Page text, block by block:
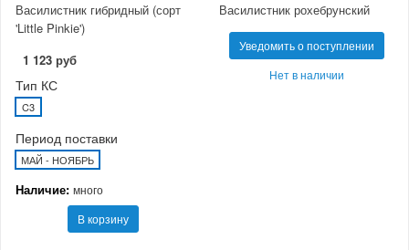
Василистник гибридный (сорт
'Little Pinkie')
1 123 руб
Тип КС
C3
Период поставки
МАЙ - НОЯБРЬ
Наличие: много
В корзину
Василистник рохебрунский
Уведомить о поступлении
Нет в наличии